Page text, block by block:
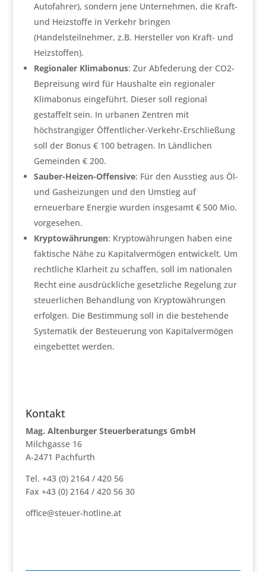
Autofahrer), sondern jene Unternehmen, die Kraft-
und Heizstoffe in Verkehr bringen
(Handelsteilnehmer, z.B. Hersteller von Kraft- und
Heizstoffen).
Regionaler Klimabonus: Zur Abfederung der CO2-
Bepreisung wird für Haushalte ein regionaler
Klimabonus eingeführt. Dieser soll regional
gestaffelt sein. In urbanen Zentren mit
höchstrangiger Öffentlicher-Verkehr-Erschließung
soll der Bonus € 100 betragen. In Ländlichen
Gemeinden € 200.
Sauber-Heizen-Offensive: Für den Ausstieg aus Öl-
und Gasheizungen und den Umstieg auf
erneuerbare Energie wurden insgesamt € 500 Mio.
vorgesehen.
Kryptowährungen: Kryptowährungen haben eine
faktische Nähe zu Kapitalvermögen entwickelt. Um
rechtliche Klarheit zu schaffen, soll im nationalen
Recht eine ausdrückliche gesetzliche Regelung zur
steuerlichen Behandlung von Kryptowährungen
erfolgen. Die Bestimmung soll in die bestehende
Systematik der Besteuerung von Kapitalvermögen
eingebettet werden.
Kontakt
Mag. Altenburger Steuerberatungs GmbH
Milchgasse 16
A-2471 Pachfurth
Tel. +43 (0) 2164 / 420 56
Fax +43 (0) 2164 / 420 56 30
office@steuer-hotline.at